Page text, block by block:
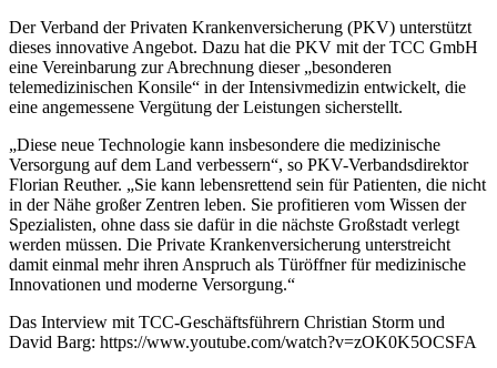
Der Verband der Privaten Krankenversicherung (PKV) unterstützt
dieses innovative Angebot. Dazu hat die PKV mit der TCC GmbH
eine Vereinbarung zur Abrechnung dieser „besonderen
telemedizinischen Konsile“ in der Intensivmedizin entwickelt, die
eine angemessene Vergütung der Leistungen sicherstellt.
„Diese neue Technologie kann insbesondere die medizinische
Versorgung auf dem Land verbessern“, so PKV-Verbandsdirektor
Florian Reuther. „Sie kann lebensrettend sein für Patienten, die nicht
in der Nähe großer Zentren leben. Sie profitieren vom Wissen der
Spezialisten, ohne dass sie dafür in die nächste Großstadt verlegt
werden müssen. Die Private Krankenversicherung unterstreicht
damit einmal mehr ihren Anspruch als Türöffner für medizinische
Innovationen und moderne Versorgung.“
Das Interview mit TCC-Geschäftsführern Christian Storm und
David Barg: https://www.youtube.com/watch?v=zOK0K5OCSFA